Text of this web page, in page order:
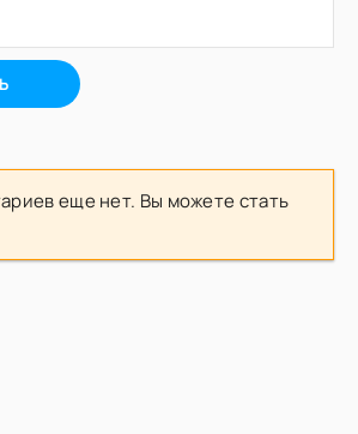
еще нет. Вы можете стать